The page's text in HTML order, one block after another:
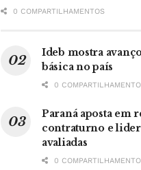
0 COMPARTILHAMENTOS
Ideb mostra
básica no país
0
Paraná aposta em
contraturno e
avaliadas
0